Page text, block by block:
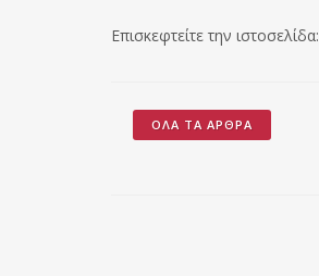
Επισκεφτείτε την ιστοσελίδα:
ΌΛΑ ΤΑ ΆΡΘΡΑ